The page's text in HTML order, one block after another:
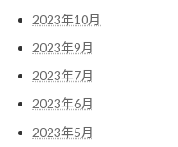
2023年10月
2023年9月
2023年7月
2023年6月
2023年5月